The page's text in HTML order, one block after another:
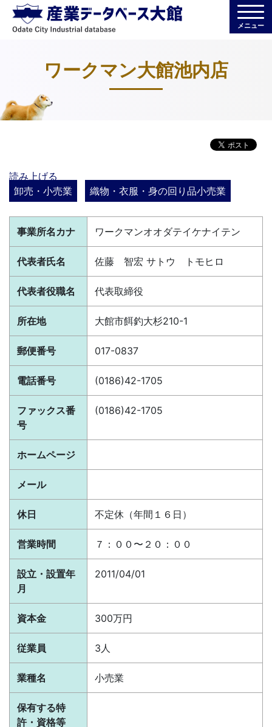
メニュー
ワークマン大館池内店
読み上げる
卸売・小売業
織物・衣服・身の回り品小売業
事業所名カナ ワークマンオオダテイケナイテン
代表者氏名 佐藤 智宏 サトウ トモヒロ
代表者役職名 代表取締役
所在地 大館市餌釣大杉210-1
郵便番号 017-0837
電話番号 (0186)42-1705
ファックス番
号
(0186)42-1705
ホームページ
メール
休日 不定休（年間１６日）
営業時間 ７：００〜２０：００
設立・設置年
月
2011/04/01
資本金 300万円
従業員 3人
業種名 小売業
保有する特
許・資格等